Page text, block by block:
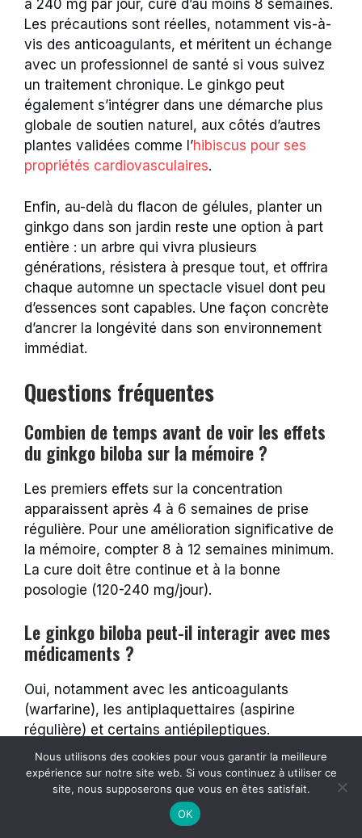
à 240 mg par jour, cure d’au moins 8 semaines.
Les précautions sont réelles, notamment vis-à-
vis des anticoagulants, et méritent un échange
avec un professionnel de santé si vous suivez
un traitement chronique. Le ginkgo peut
également s’intégrer dans une démarche plus
globale de soutien naturel, aux côtés d’autres
plantes validées comme l’hibiscus pour ses
propriétés cardiovasculaires.
Enfin, au-delà du flacon de gélules, planter un
ginkgo dans son jardin reste une option à part
entière : un arbre qui vivra plusieurs
générations, résistera à presque tout, et offrira
chaque automne un spectacle visuel dont peu
d’essences sont capables. Une façon concrète
d’ancrer la longévité dans son environnement
immédiat.
Questions fréquentes
Combien de temps avant de voir les effets
du ginkgo biloba sur la mémoire ?
Les premiers effets sur la concentration
apparaissent après 4 à 6 semaines de prise
régulière. Pour une amélioration significative de
la mémoire, compter 8 à 12 semaines minimum.
La cure doit être continue et à la bonne
posologie (120-240 mg/jour).
Le ginkgo biloba peut-il interagir avec mes
médicaments ?
Oui, notamment avec les anticoagulants
(warfarine), les antiplaquettaires (aspirine
régulière) et certains antiépileptiques.
Consultez votre médecin ou pharmacien avant
d’associer le ginkgo à un traitement en cours,
surtout s’il affecte la coagulation.
Quelle est la différence entre ‘Ginkgo’ et
Nous utilisons des cookies pour vous garantir la meilleure
expérience sur notre site web. Si vous continuez à utiliser ce
site, nous supposerons que vous en êtes satisfait.
OK